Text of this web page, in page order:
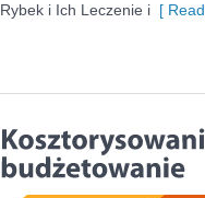
Rybek i Ich Leczenie i [